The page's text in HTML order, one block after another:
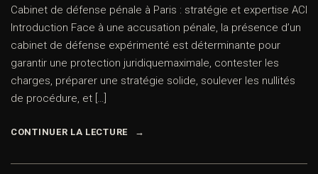
Cabinet de défense pénale à Paris : stratégie et expertise ACI
Introduction Face à une accusation pénale, la présence d’un
cabinet de défense expérimenté est déterminante pour
garantir une protection juridiquemaximale, contester les
charges, préparer une stratégie solide, soulever les nullités
de procédure, et […]
CONTINUER LA LECTURE